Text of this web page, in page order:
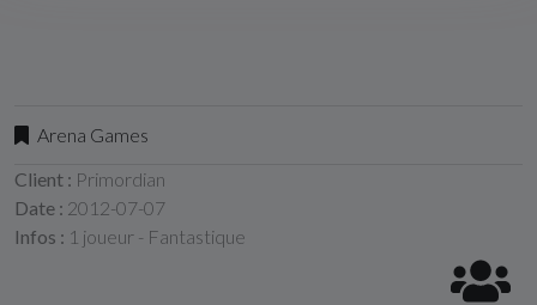
Arena Games
Client : Primordian
Date : 2012-07-07
Infos : 1 joueur - Fantastique